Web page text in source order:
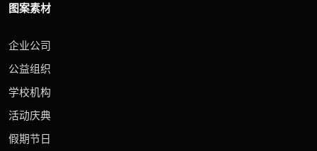
图案素材
企业公司
公益组织
学校机构
活动庆典
假期节日